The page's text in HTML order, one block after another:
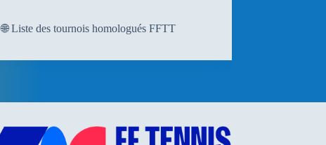
🌐Liste des tournois homologués FFTT